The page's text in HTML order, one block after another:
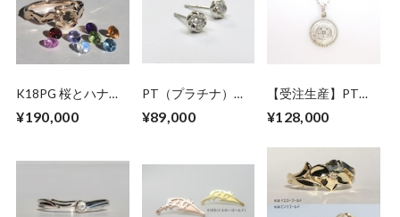
K18PG 桜とハナミ
オーダー】
¥190,000
PT（プラチナ）マ
ドピアス
¥89,000
【受注生産】PT
ンダントネックレス
¥128,000